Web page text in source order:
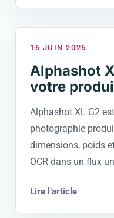
16 JUIN 2026
Alphashot
votre
Alphashot XL G2
photographie
dimensions, poids
OCR dans un flux
Lire l’article